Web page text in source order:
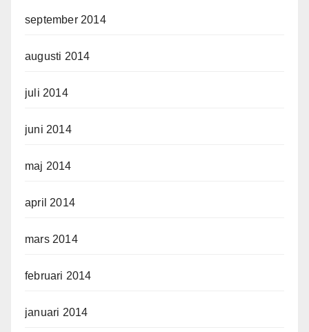
september 2014
augusti 2014
juli 2014
juni 2014
maj 2014
april 2014
mars 2014
februari 2014
januari 2014